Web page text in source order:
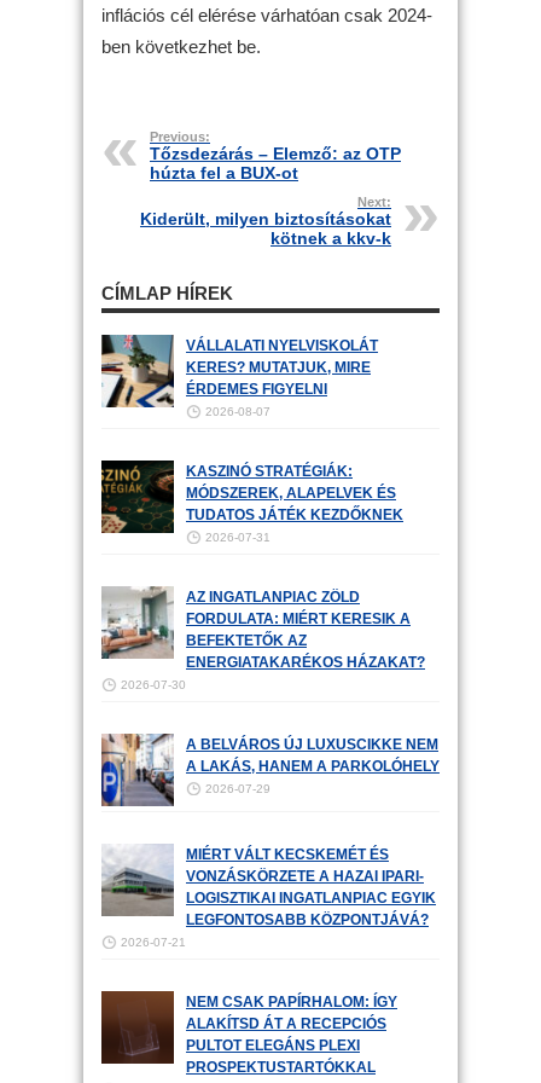
inflációs cél elérése várhatóan csak 2024-
ben következhet be.
Previous:
Tőzsdezárás – Elemző: az OTP
húzta fel a BUX-ot
Next:
Kiderült, milyen biztosításokat
kötnek a kkv-k
CÍMLAP HÍREK
VÁLLALATI NYELVISKOLÁT
KERES? MUTATJUK, MIRE
ÉRDEMES FIGYELNI
2026-08-07
KASZINÓ STRATÉGIÁK:
MÓDSZEREK, ALAPELVEK ÉS
TUDATOS JÁTÉK KEZDŐKNEK
2026-07-31
AZ INGATLANPIAC ZÖLD
FORDULATA: MIÉRT KERESIK A
BEFEKTETŐK AZ
ENERGIATAKARÉKOS HÁZAKAT?
2026-07-30
A BELVÁROS ÚJ LUXUSCIKKE NEM
A LAKÁS, HANEM A PARKOLÓHELY
2026-07-29
MIÉRT VÁLT KECSKEMÉT ÉS
VONZÁSKÖRZETE A HAZAI IPARI-
LOGISZTIKAI INGATLANPIAC EGYIK
LEGFONTOSABB KÖZPONTJÁVÁ?
2026-07-21
NEM CSAK PAPÍRHALOM: ÍGY
ALAKÍTSD ÁT A RECEPCIÓS
PULTOT ELEGÁNS PLEXI
PROSPEKTUSTARTÓKKAL